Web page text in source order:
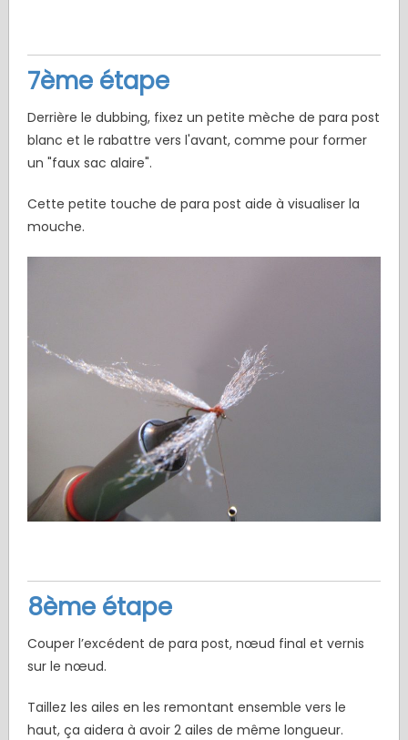
7ème étape
Derrière le dubbing, fixez un petite mèche de para post
blanc et le rabattre vers l'avant, comme pour former
un "faux sac alaire".
Cette petite touche de para post aide à visualiser la
mouche.
8ème étape
Couper l’excédent de para post, nœud final et vernis
sur le nœud.
Taillez les ailes en les remontant ensemble vers le
haut, ça aidera à avoir 2 ailes de même longueur.